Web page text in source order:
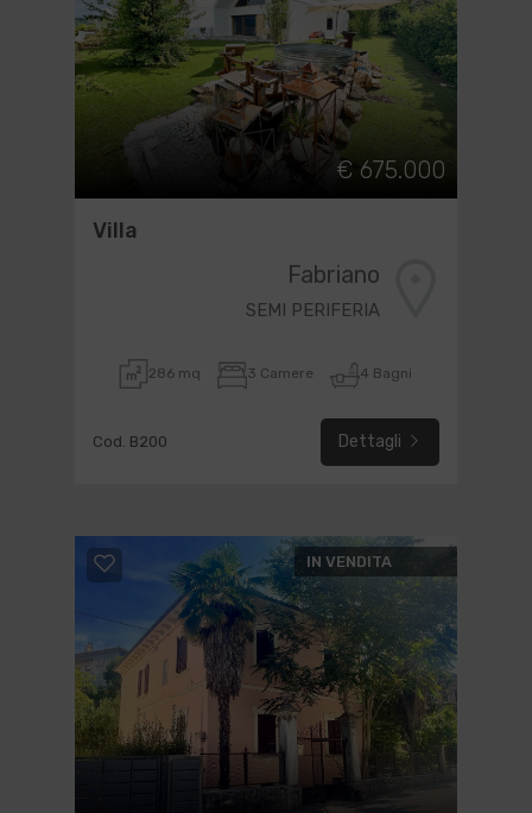
€ 675.000
Villa
Fabriano
SEMI PERIFERIA
286 mq 3 Camere 4 Bagni
Cod. B200 Dettagli
IN VENDITA